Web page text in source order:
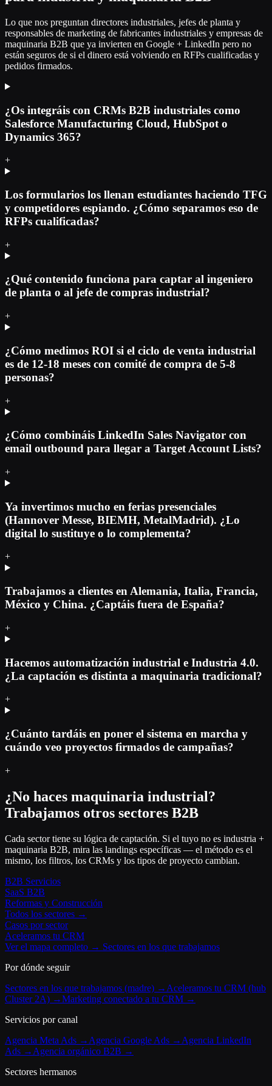
Lo que nos preguntan directores industriales, jefes de planta y
responsables de marketing de fabricantes industriales y empresas de
maquinaria B2B que ya invierten en Google + LinkedIn pero no
están seguros de si el dinero está volviendo en RFPs cualificadas y
pedidos firmados.
¿Os integráis con CRMs B2B industriales como
Salesforce Manufacturing Cloud, HubSpot o
Dynamics 365?
+
Los formularios los llenan estudiantes haciendo TFG
y competidores espiando. ¿Cómo separamos eso de
RFPs cualificadas?
+
¿Qué contenido funciona para captar al ingeniero
de planta o al jefe de compras industrial?
+
¿Cómo medimos ROI si el ciclo de venta industrial
es de 12-18 meses con comité de compra de 5-8
personas?
+
¿Cómo combináis LinkedIn Sales Navigator con
email outbound para llegar a Target Account Lists?
+
Ya invertimos mucho en ferias presenciales
(Hannover Messe, BIEMH, MetalMadrid). ¿Lo
digital lo sustituye o lo complementa?
+
Trabajamos a clientes en Alemania, Italia, Francia,
México y China. ¿Captáis fuera de España?
+
Hacemos automatización industrial e Industria 4.0.
¿La captación es distinta a maquinaria tradicional?
+
¿Cuánto tardáis en poner el sistema en marcha y
cuándo veo proyectos firmados de campañas?
+
¿No haces maquinaria industrial?
Trabajamos otros sectores B2B
Cada sector tiene su lógica de captación. Si el tuyo no es industria +
maquinaria B2B, mira las landings específicas — el método es el
mismo, los filtros, los CRMs y los tipos de proyecto cambian.
B2B Servicios
SaaS B2B
Reformas y Construcción
Todos los sectores →
Casos por sector
Aceleramos tu CRM
Ver el mapa completo → Sectores en los que trabajamos
Por dónde seguir
Sectores en los que trabajamos (madre) → Aceleramos tu CRM (hub
Cluster 2A) →Marketing conectado a tu CRM →
Servicios por canal
Agencia Meta Ads → Agencia Google Ads → Agencia LinkedIn
Ads → Agencia orgánico B2B →
Sectores hermanos